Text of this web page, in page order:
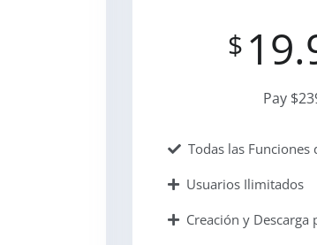
$
Pay
Todas las Funciones
Usuarios Ilimitados
Creación y